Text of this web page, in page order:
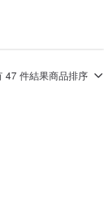
47 件結果商品排序